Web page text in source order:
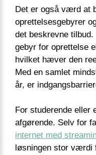
Det er også værd at
oprettelsesgebyrer
det beskrevne
gebyr for oprettelse
hvilket hæver den
Med en samlet
år, er
For studerende
afgørende. Selv for
internet med
løsningen stor værdi